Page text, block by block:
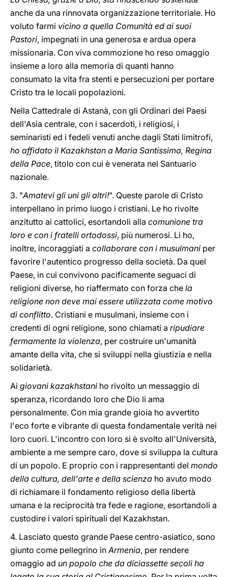
anche da una rinnovata organizzazione territoriale. Ho
voluto farmi vicino a quella Comunità ed ai suoi
Pastori, impegnati in una generosa e ardua opera
missionaria. Con viva commozione ho reso omaggio
insieme a loro alla memoria di quanti hanno
consumato la vita fra stenti e persecuzioni per portare
Cristo tra le locali popolazioni.
Nella Cattedrale di Astanà, con gli Ordinari dei Paesi
dell'Asia centrale, con i sacerdoti, i religiosi, i
seminaristi ed i fedeli venuti anche dagli Stati limitrofi,
ho affidato il Kazakhstan a Maria Santissima, Regina
della Pace, titolo con cui è venerata nel Santuario
nazionale.
3. "Amatevi gli uni gli altri!". Queste parole di Cristo
interpellano in primo luogo i cristiani. Le ho rivolte
anzitutto ai cattolici, esortandoli alla comunione tra
loro e con i fratelli ortodossi, più numerosi. Li ho,
inoltre, incoraggiati a collaborare con i musulmani per
favorire l'autentico progresso della società. Da quel
Paese, in cui convivono pacificamente seguaci di
religioni diverse, ho riaffermato con forza che la
religione non deve mai essere utilizzata come motivo
di conflitto. Cristiani e musulmani, insieme con i
credenti di ogni religione, sono chiamati a ripudiare
fermamente la violenza, per costruire un'umanità
amante della vita, che si sviluppi nella giustizia e nella
solidarietà.
Ai giovani kazakhstani ho rivolto un messaggio di
speranza, ricordando loro che Dio li ama
personalmente. Con mia grande gioia ho avvertito
l'eco forte e vibrante di questa fondamentale verità nei
loro cuori. L'incontro con loro si è svolto all'Università,
ambiente a me sempre caro, dove si sviluppa la cultura
di un popolo. E proprio con i rappresentanti del mondo
della cultura, dell'arte e della scienza ho avuto modo
di richiamare il fondamento religioso della libertà
umana e la reciprocità tra fede e ragione, esortandoli a
custodire i valori spirituali del Kazakhstan.
4. Lasciato questo grande Paese centro-asiatico, sono
giunto come pellegrino inArmenia, per rendere
omaggio ad un popolo che da diciassette secoli ha